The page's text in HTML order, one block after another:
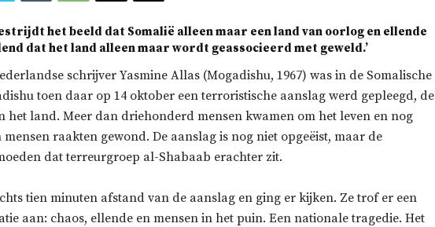
het beeld dat Somalië alleen maar een land van oorlog en ellende
dat het land alleen maar wordt geassocieerd met geweld.’
schrijver Yasmine Allas (Mogadishu, 1967) was in de Somalische
toen daar op 14 oktober een terroristische aanslag werd gepleegd, de
het land. Meer dan driehonderd mensen kwamen om het leven en nog
raakten gewond. De aanslag is nog niet opgeëist, maar de
dat terreurgroep al-Shabaab erachter zit.
tien minuten afstand van de aanslag en ging er kijken. Ze trof er een
aan: chaos, ellende en mensen in het puin. Een nationale tragedie. Het